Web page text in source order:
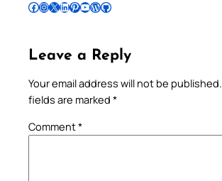
Follow Pradeep on Facebook Follow Pradeep on InstagramFollow Pradeep on X Follow Pradeep on LinkedIn Follow Pradeep on Pinterest Subscribe to Pradeep’s Youtube Channel Follow Pradeep on WordPress Follow Pradeep on GitHub
Leave a Reply
Your email address will not be published.
fields are marked *
Comment*